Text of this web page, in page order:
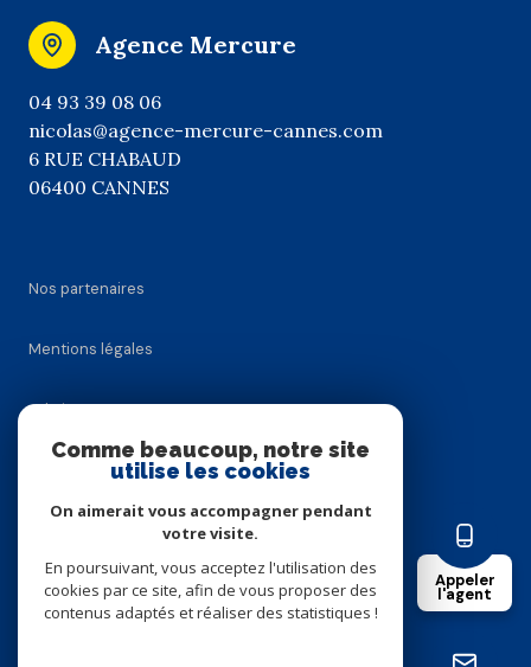
Appeler
l'agent
Agence Mercure
04 93 39 08 06
nicolas@agence-mercure-cannes.com
6 RUE CHABAUD
06400 CANNES
Nos partenaires
Mentions légales
Admin
Nos honoraires
Cookies
Comme beaucoup, notre site
utilise les cookies
On aimerait vous accompagner pendant
votre visite.
En poursuivant, vous acceptez l'utilisation des
cookies par ce site, afin de vous proposer des
contenus adaptés et réaliser des statistiques !